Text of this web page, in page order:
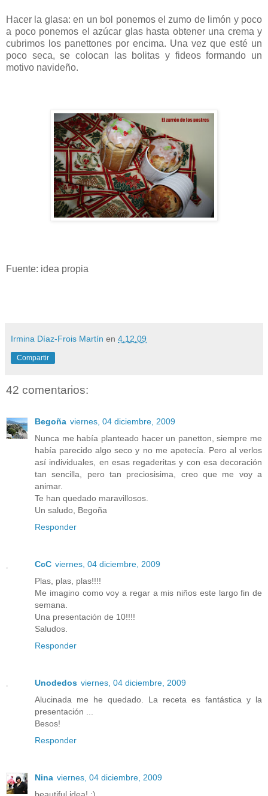
Hacer la glasa: en un bol ponemos el zumo de limón y poco
a poco ponemos el azúcar glas hasta obtener una crema y
cubrimos los panettones por encima. Una vez que esté un
poco seca, se colocan las bolitas y fideos formando un
motivo navideño.
Fuente: idea propia
Irmina Díaz-Frois Martín en 4.12.09
Compartir
42 comentarios:
Begoña viernes, 04 diciembre, 2009
Nunca me había planteado hacer un panetton, siempre me
había parecido algo seco y no me apetecía. Pero al verlos
así individuales, en esas regaderitas y con esa decoración
tan sencilla, pero tan preciosisima, creo que me voy a
animar.
Te han quedado maravillosos.
Un saludo, Begoña
Responder
CcC viernes, 04 diciembre, 2009
Plas, plas, plas!!!!
Me imagino como voy a regar a mis niños este largo fin de
semana.
Una presentación de 10!!!!
Saludos.
Responder
Unodedos viernes, 04 diciembre, 2009
Alucinada me he quedado. La receta es fantástica y la
presentación ...
Besos!
Responder
Nina viernes, 04 diciembre, 2009
beautiful idea! :)